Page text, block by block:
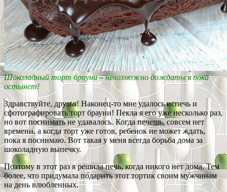
Шоколадный торт брауни – невозможно дождаться пока
остынет!
Здравствуйте, друзья! Наконец-то мне удалось испечь и
сфотографировать торт брауни! Пекла я его уже несколько раз,
но вот поснимать не удавалось. Когда печешь, совсем нет
времени, а когда торт уже готов, ребенок не может ждать,
пока я поснимаю. Вот такая у меня всегда борьба дома за
шоколадную выпечку.
Поэтому в этот раз я решила печь, когда никого нет дома. Тем
более, что придумала подарить этот тортик своим мужчинам
на день влюбленных.